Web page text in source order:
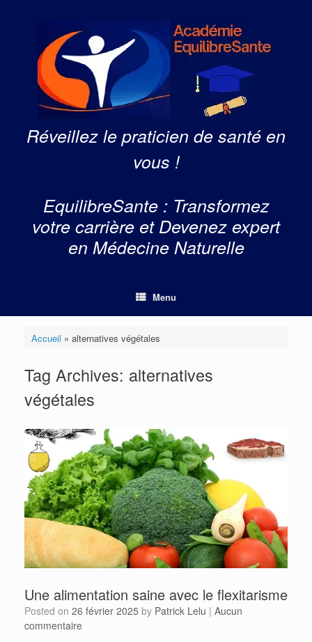
Réveillez le praticien de santé en
vous !
EquilibreSante : Transformez
votre carrière et Devenez expert
en Médecine Naturelle
Menu
Accueil » alternatives végétales
Tag Archives: alternatives
végétales
Une alimentation saine avec le flexitarisme
Posted on 26 février 2025 by Patrick Lelu | Aucun
commentaire